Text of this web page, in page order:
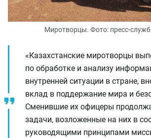
Миротворцы. Фото: пресс-
«Казахстанские миротворцы
по обработке и анализу
внутренней ситуации в стране,
вклад в поддержание мира и
Сменившие их офицеры
задачи, возложенные на них в
руководящими принципами